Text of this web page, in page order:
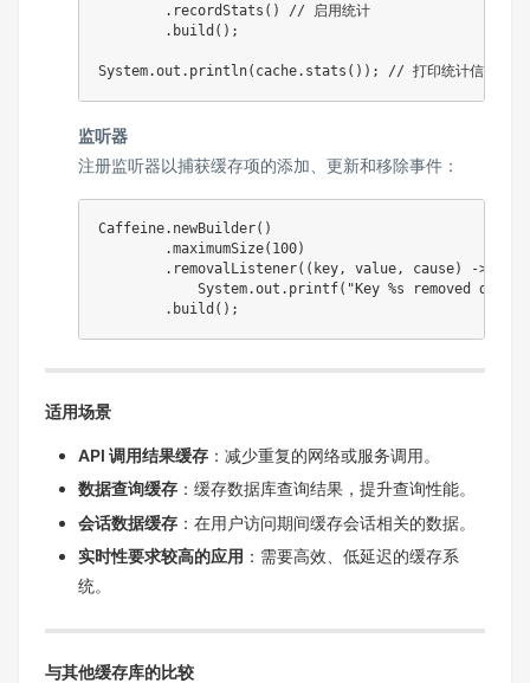
. recordStats ( )
// 启用统计
. build ( ) ;
System.out . println( cache. stats ( ) ) ; // 打印统计信息
监听器
注册监听器以捕获缓存项的添加、更新和移除事件：
Caffeine. newBuilder( )
.maximumSize( 100)
. removalListener( ( key, value, cause)
->
System.out . printf( "Key %s removed due to
. build ( ) ;
适用场景
API 调用结果缓存 ：减少重复的网络或服务调用。
数据查询缓存 ：缓存数据库查询结果，提升查询性能。
会话数据缓存 ：在用户访问期间缓存会话相关的数据。
实时性要求较高的应用 ：需要高效、低延迟的缓存系
统。
与其他缓存库的比较